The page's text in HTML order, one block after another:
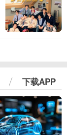
下载APP